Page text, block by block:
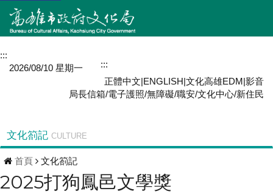
:::
:::
2026/08/10 星期一
正體中文|ENGLISH|文化高雄EDM|影音
局長信箱/電子護照/無障礙/職安/文化中心/新住民
文化箚記 CULTURE
首頁 文化箚記
2025打狗鳳邑文學獎